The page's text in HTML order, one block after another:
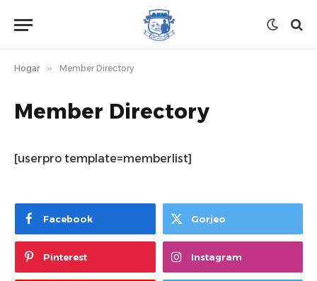
Hogar » Member Directory
Member Directory
[userpro template=memberlist]
Facebook Gorjeo
Pinterest Instagram